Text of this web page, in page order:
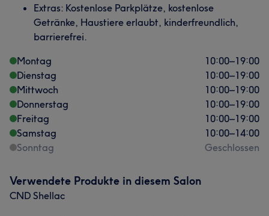
Extras: Kostenlose Parkplätze, kostenlose
Getränke, Haustiere erlaubt, kinderfreundlich,
barrierefrei.
Montag
10:00–19:00
Dienstag
10:00–19:00
Mittwoch
10:00–19:00
Donnerstag
10:00–19:00
Freitag
10:00–19:00
Samstag
10:00–14:00
Sonntag
Geschlossen
Verwendete Produkte in diesem Salon
CND Shellac